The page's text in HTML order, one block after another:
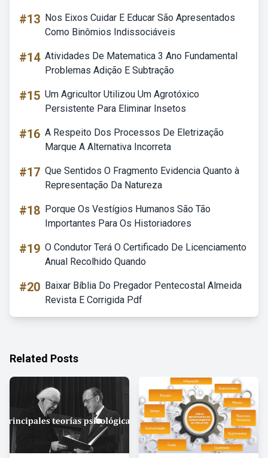
#13 Nos Eixos Cuidar E Educar São Apresentados
Como Binômios Indissociáveis
#14 Atividades De Matematica 3 Ano Fundamental
Problemas Adição E Subtração
#15 Um Agricultor Utilizou Um Agrotóxico
Persistente Para Eliminar Insetos
#16 A Respeito Dos Processos De Eletrização
Marque A Alternativa Incorreta
#17 Que Sentidos O Fragmento Evidencia Quanto à
Representação Da Natureza
#18 Porque Os Vestígios Humanos São Tão
Importantes Para Os Historiadores
#19 O Condutor Terá O Certificado De Licenciamento
Anual Recolhido Quando
#20 Baixar Bíblia Do Pregador Pentecostal Almeida
Revista E Corrigida Pdf
Related Posts